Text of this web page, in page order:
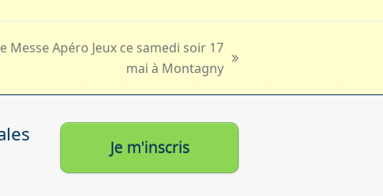
Messe Apéro Jeux ce samedi soir 17
mai à Montagny
Je m'inscris